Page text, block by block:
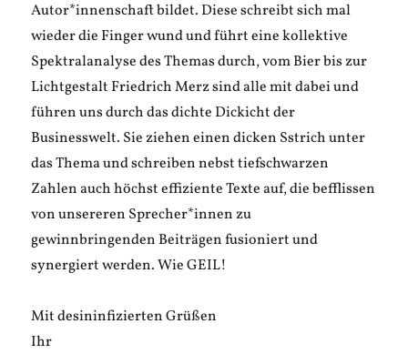
Autor*innenschaft bildet. Diese schreibt sich mal
wieder die Finger wund und führt eine kollektive
Spektralanalyse des Themas durch, vom Bier bis zur
Lichtgestalt Friedrich Merz sind alle mit dabei und
führen uns durch das dichte Dickicht der
Businesswelt. Sie ziehen einen dicken Sstrich unter
das Thema und schreiben nebst tiefschwarzen
Zahlen auch höchst effiziente Texte auf, die befflissen
von unsereren Sprecher*innen zu
gewinnbringenden Beiträgen fusioniert und
synergiert werden. Wie GEIL!
Mit desininfizierten Grüßen
Ihr